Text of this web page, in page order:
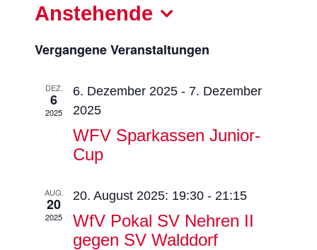
Anstehende
wählen.
Vergangene Veranstaltungen
DEZ.
6
2025
6. Dezember 2025 - 7. Dezember
2025
WFV Sparkassen Junior-
Cup
AUG.
20
2025
20. August 2025: 19:30 - 21:15
WfV Pokal SV Nehren II
gegen SV Walddorf